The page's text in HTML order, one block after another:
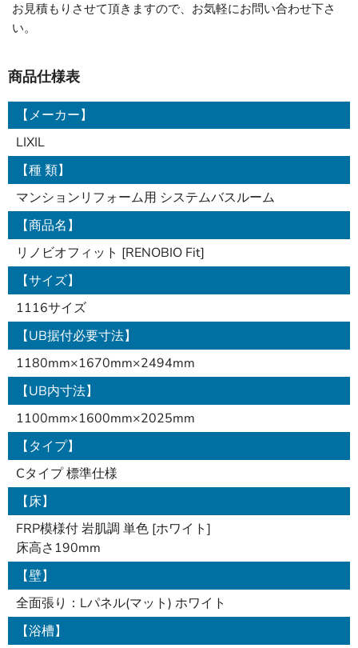
お見積もりさせて頂きますので、お気軽にお問い合わせ下さ
い。
商品仕様表
【メーカー】
LIXIL
【種 類】
マンションリフォーム用 システムバスルーム
【商品名】
リノビオフィット [RENOBIO Fit]
【サイズ】
1116サイズ
【UB据付必要寸法】
1180mm×1670mm×2494mm
【UB内寸法】
1100mm×1600mm×2025mm
【タイプ】
Cタイプ 標準仕様
【床】
FRP模様付 岩肌調 単色 [ホワイト]
床高さ190mm
【壁】
全面張り：Lパネル(マット) ホワイト
【浴槽】